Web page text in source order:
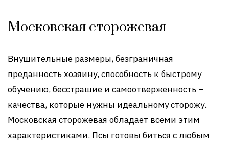
Московская сторожевая
Внушительные размеры, безграничная
преданность хозяину, способность к быстрому
обучению, бесстрашие и самоотверженность –
качества, которые нужны идеальному сторожу.
Московская сторожевая обладает всеми этим
характеристиками. Псы готовы биться с любым